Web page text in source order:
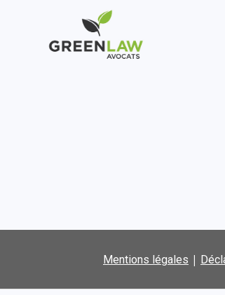
Mentions légales |